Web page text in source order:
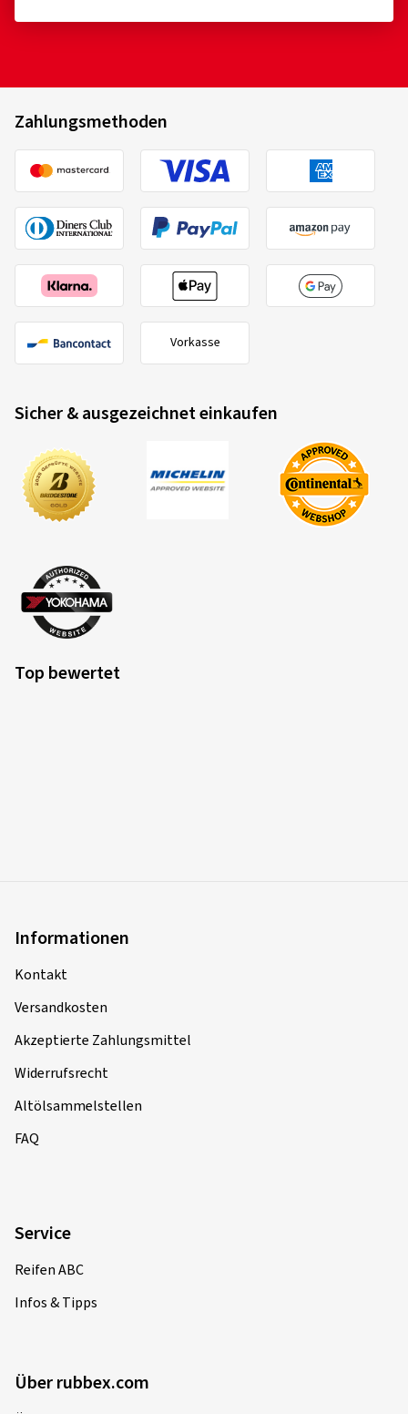
Zahlungsmethoden
Vorkasse
Sicher & ausgezeichnet einkaufen
Top bewertet
Informationen
Kontakt
Versandkosten
Akzeptierte Zahlungsmittel
Widerrufsrecht
Altölsammelstellen
FAQ
Service
Reifen ABC
Infos & Tipps
Über rubbex.com